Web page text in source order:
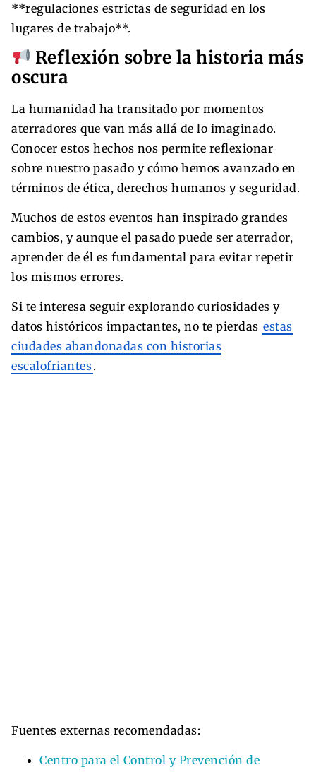
**regulaciones estrictas de seguridad en los
lugares de trabajo**.
Reflexión sobre la historia más
oscura
La humanidad ha transitado por momentos
aterradores que van más allá de lo imaginado.
Conocer estos hechos nos permite reflexionar
sobre nuestro pasado y cómo hemos avanzado en
términos de ética, derechos humanos y seguridad.
Muchos de estos eventos han inspirado grandes
cambios, y aunque el pasado puede ser aterrador,
aprender de él es fundamental para evitar repetir
los mismos errores.
Si te interesa seguir explorando curiosidades y
datos históricos impactantes, no te pierdas estas
ciudades abandonadas con historias
escalofriantes.
Fuentes externas recomendadas:
Centro para el Control y Prevención de